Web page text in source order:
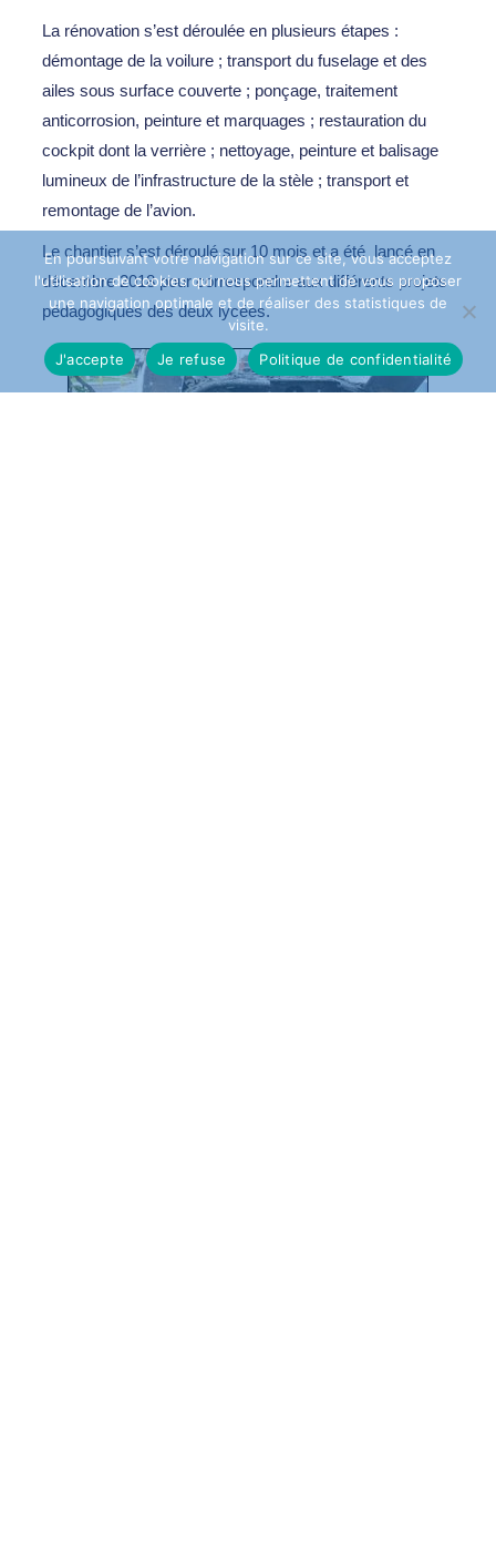
La rénovation s’est déroulée en plusieurs étapes :
démontage de la voilure ; transport du fuselage et des
ailes sous surface couverte ; ponçage, traitement
anticorrosion, peinture et marquages ; restauration du
cockpit dont la verrière ; nettoyage, peinture et balisage
lumineux de l’infrastructure de la stèle ; transport et
remontage de l’avion.
Le chantier s’est déroulé sur 10 mois et a été lancé en
décembre 2018 pour correspondre aux différents projets
pédagogiques des deux lycées.
En poursuivant votre navigation sur ce site, vous acceptez
l'utilisation de cookies qui nous permettent de vous proposer
une navigation optimale et de réaliser des statistiques de
visite.
J'accepte
Je refuse Politique de confidentialité